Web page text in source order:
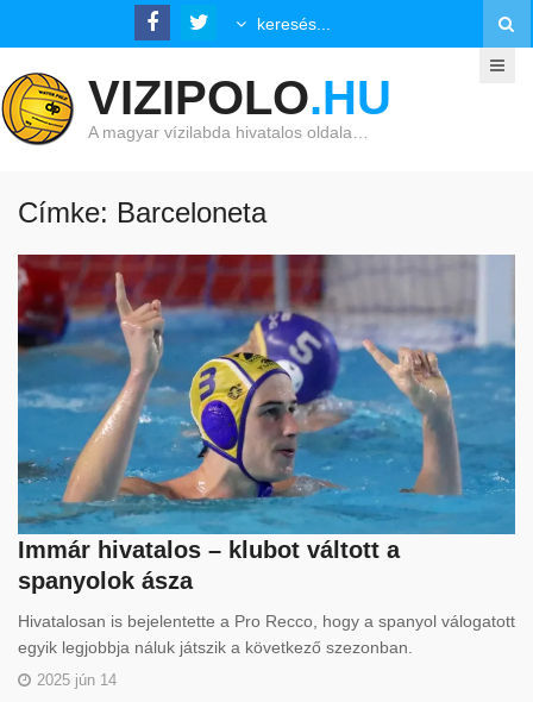
VIZIPOLO.HU
A magyar vízilabda hivatalos oldala…
Címke: Barceloneta
Immár hivatalos – klubot váltott a
spanyolok ásza
Hivatalosan is bejelentette a Pro Recco, hogy a spanyol válogatott
egyik legjobbja náluk játszik a következő szezonban.
2025 jún 14